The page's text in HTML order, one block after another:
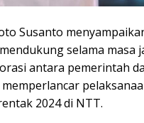
Susanto
selama masa
antara pemerintah
2024 di NTT.